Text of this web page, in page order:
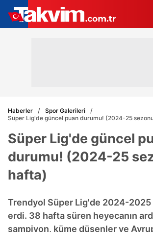
Haberler
Spor Galerileri
Süper Lig'de güncel puan durumu! (2024-25
Süper Lig'de güncel
durumu! (2024-25
hafta)
Trendyol Süper Lig'de 2024-2025
erdi. 38 hafta süren heyecanın
şampiyon, küme düşenler ve